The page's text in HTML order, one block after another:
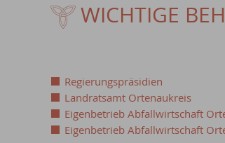
WICHTIGE
Regierungspräsidien
Landratsamt Ortenaukreis
Eigenbetrieb Abfallwirtschaft
Eigenbetrieb Abfallwirtschaft